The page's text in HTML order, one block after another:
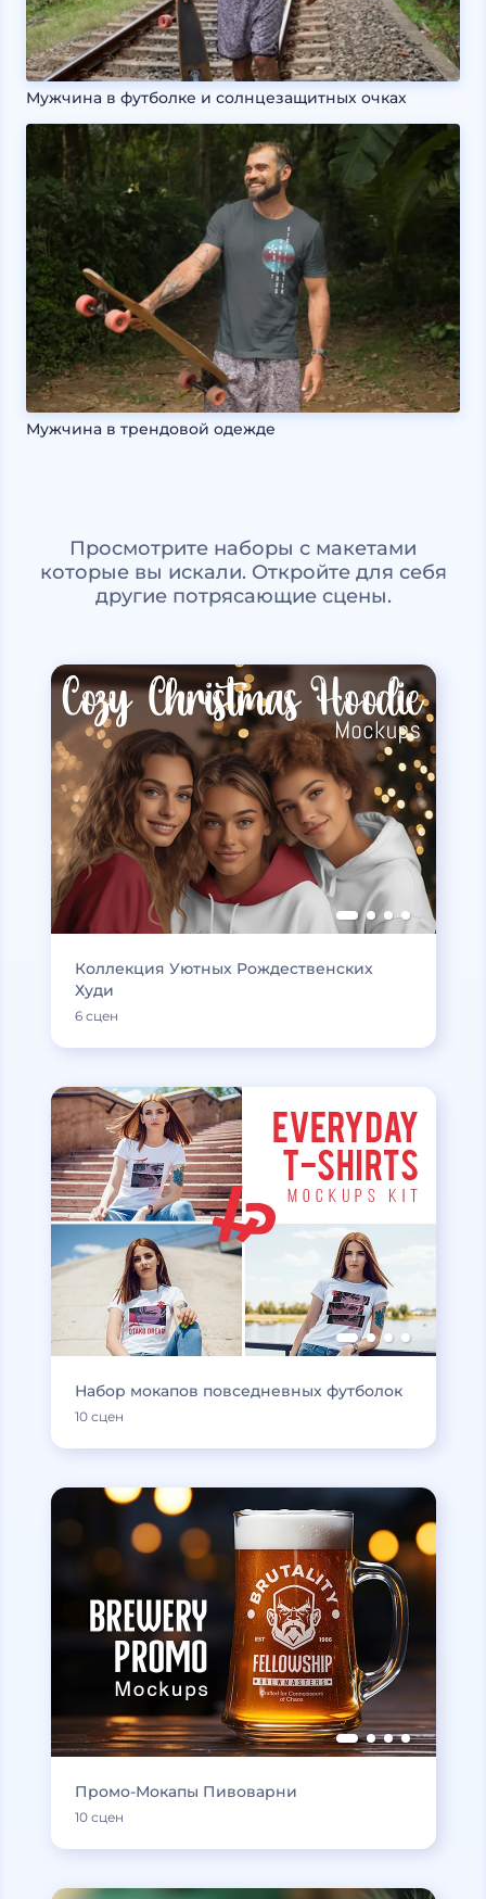
Мужчина в футболке и солнцезащитных очках
Мужчина в трендовой одежде
Просмотрите наборы с макетами
которые вы искали. Откройте для себя
другие потрясающие сцены.
Коллекция Уютных Рождественских
Худи
6 сцен
Набор мокапов повседневных футболок
10 сцен
Промо-Мокапы Пивоварни
10 сцен